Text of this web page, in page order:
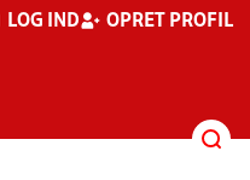
LOG IND OPRET PROFIL